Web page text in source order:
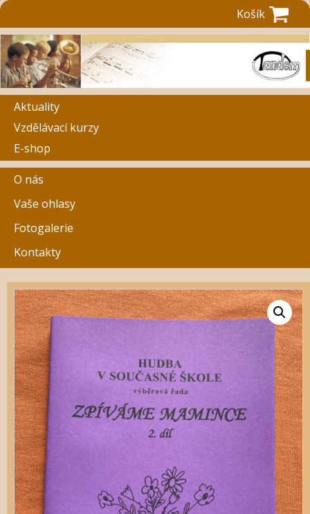
Košík
Aktuality
Vzdělávací kurzy
E-shop
O nás
Vaše ohlasy
Fotogalerie
Kontakty